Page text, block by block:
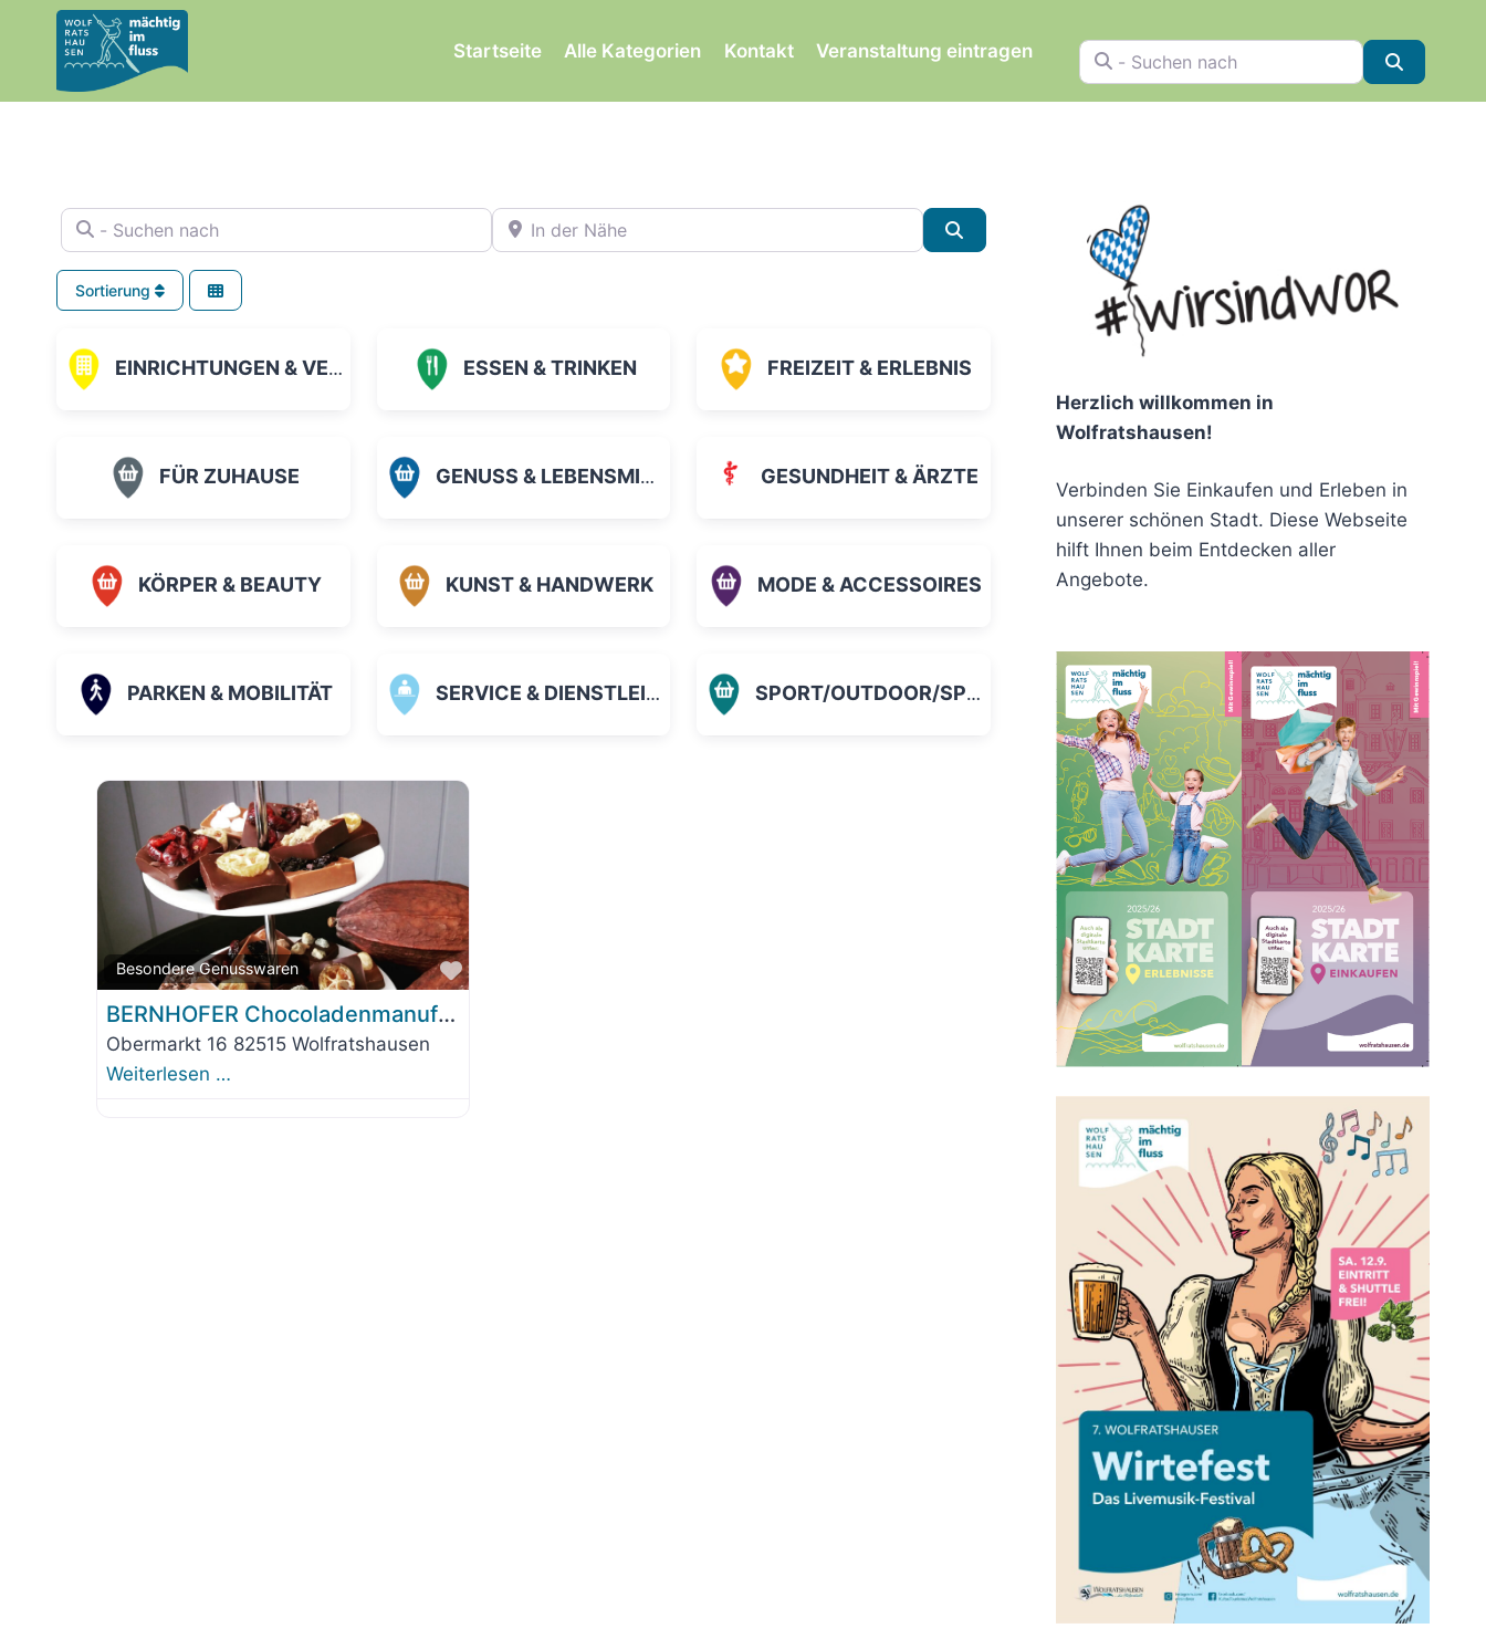
springen
Startseite Alle Kategorien Kontakt Veranstaltung eintragen - Suchen nach
- Suchen nach In der Nähe
Sortierung
EINRICHTUNGEN & VEREINE ESSEN & TRINKEN FREIZEIT & ERLEBNIS
FÜR ZUHAUSE GENUSS & LEBENSMITTEL GESUNDHEIT & ÄRZTE
KÖRPER & BEAUTY KUNST & HANDWERK MODE & ACCESSOIRES
PARKEN & MOBILITÄT SERVICE & DIENSTLEISTUNGEN SPORT/OUTDOOR/SPIELZEUG
Besondere Genusswaren
Favorit
BERNHOFER Chocoladenmanufaktur
Obermarkt 16 82515 Wolfratshausen
Weiterlesen …
Herzlich willkommen in
Wolfratshausen!
Verbinden Sie Einkaufen und Erleben in
unserer schönen Stadt. Diese Webseite
hilft Ihnen beim Entdecken aller
Angebote.